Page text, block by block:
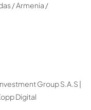
/ Armenia /
Group S.A.S |
Digital